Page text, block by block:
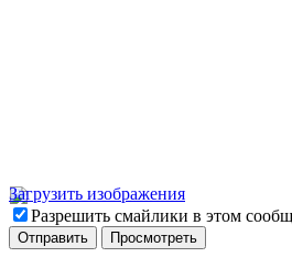
Загрузить изображения
Разрешить смайлики в этом